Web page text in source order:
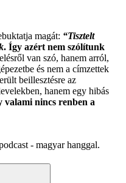
magát: “Tisztelt
. Így azért nem szólítunk
van szó, hanem arról,
és nem a címzettek
beillesztésre az
hanem egy hibás
nincs renben a